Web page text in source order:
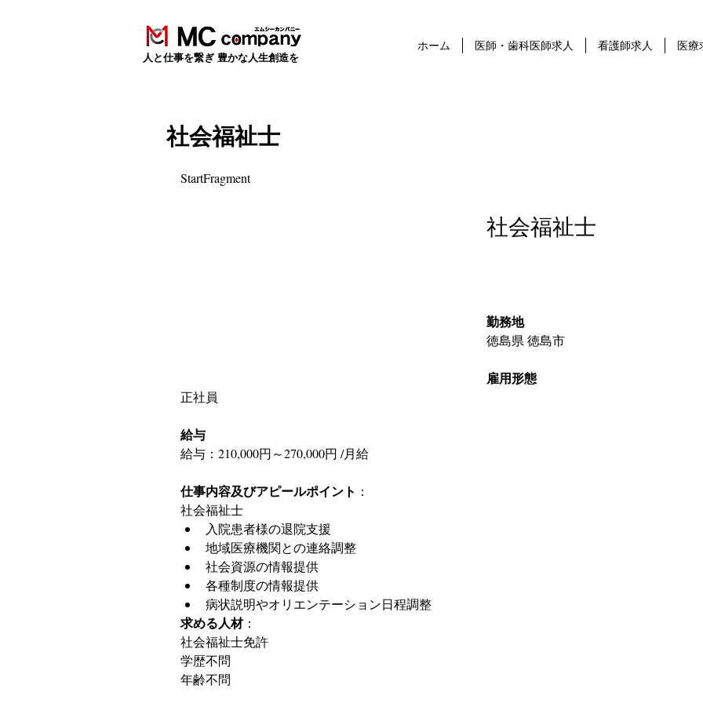
​人と仕事を繋ぎ 豊かな人生創造を
ホーム 医師・歯科医師求人 看護師求人 医療
社会福祉士
StartFragment
社会福祉士
勤務地
徳島県 徳島市
雇用形態
正社員
給与
給与：210,000円～270,000円 /月給
仕事内容及びアピールポイント ：
社会福祉士
入院患者様の退院支援
地域医療機関との連絡調整
社会資源の情報提供
各種制度の情報提供
病状説明やオリエンテーション日程調整
求める人材：
社会福祉士免許
学歴不問
年齢不問